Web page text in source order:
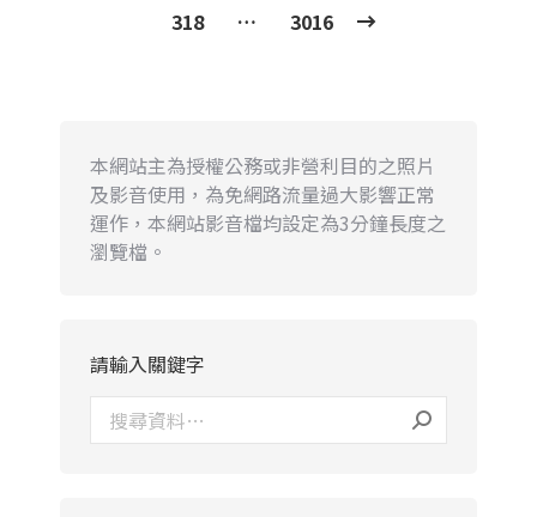
318
… 3016
本網站主為授權公務或非營利目的之照片
及影音使用，為免網路流量過大影響正常
運作，本網站影音檔均設定為3分鐘長度之
瀏覽檔。
請輸入關鍵字